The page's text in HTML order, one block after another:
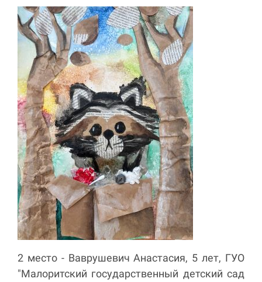
2 место - Ваврушевич Анастасия, 5 лет, ГУО
"Малоритский государственный детский сад